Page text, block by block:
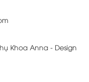
Khoa Anna - Design